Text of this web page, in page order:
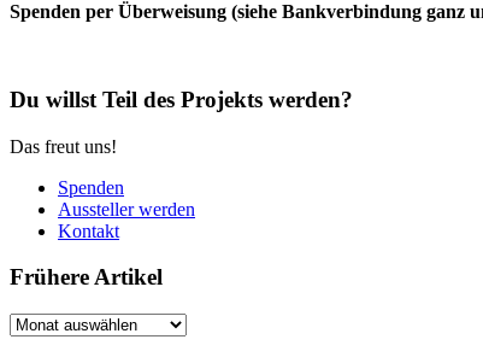
Spenden per Überweisung (siehe Bankverbindung
Du willst Teil des Projekts werden?
Das freut uns!
Spenden
Aussteller werden
Kontakt
Frühere Artikel
Frühere